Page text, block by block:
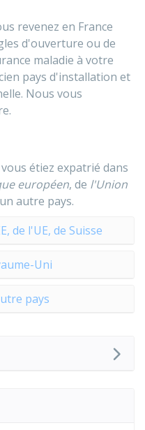
revenez en France
d'ouverture ou de
maladie à votre
pays d'installation et
Nous vous
étiez expatrié dans
européen, de l'Union
autre pays.
de l'UE, de Suisse
Uni
pays